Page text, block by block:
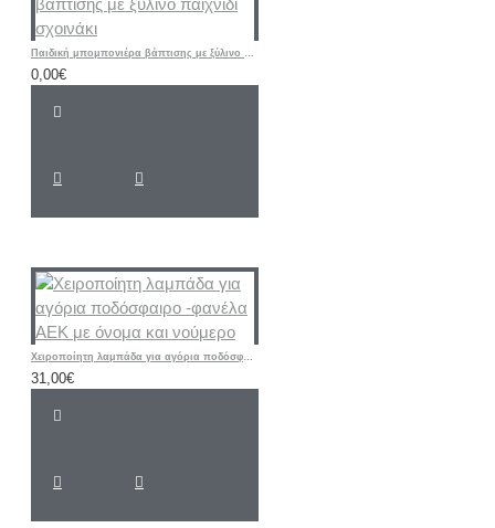
Παιδική μπομπονιέρα βάπτισης με ξύλινο παιχνίδι σχοινάκι
0,00€
Χειροποίητη λαμπάδα για αγόρια ποδόσφαιρο -φανέλα ΑΕΚ με όνομα και νούμερο
31,00€